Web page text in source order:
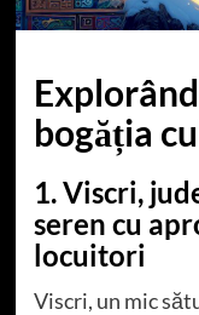
bogăția
1. Viscri,
seren cu
locuitori
Viscri, un mic